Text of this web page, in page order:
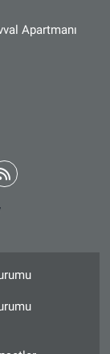
Apartmanı